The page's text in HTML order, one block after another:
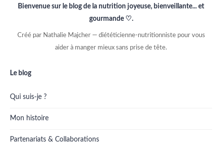
Bienvenue sur le blog de la nutrition joyeuse, bienveillante... et
gourmande ♡.
Créé par Nathalie Majcher — diététicienne-nutritionniste pour vous
aider à manger mieux sans prise de tête.
Le blog
Qui suis-je ?
Mon histoire
Partenariats & Collaborations